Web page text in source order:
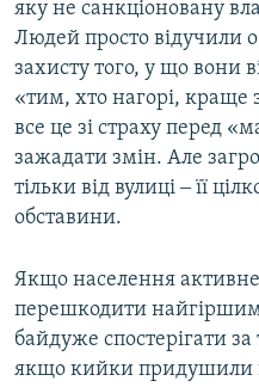
яку не санкціоновану
Людей просто відучили
захисту того, у що вони
«тим, хто нагорі,
все це зі страху перед
зажадати змін. Але
тільки від вулиці ‒ її
обставини.
Якщо населення
перешкодити найгіршим
байдуже спостерігати
якщо кийки придушили